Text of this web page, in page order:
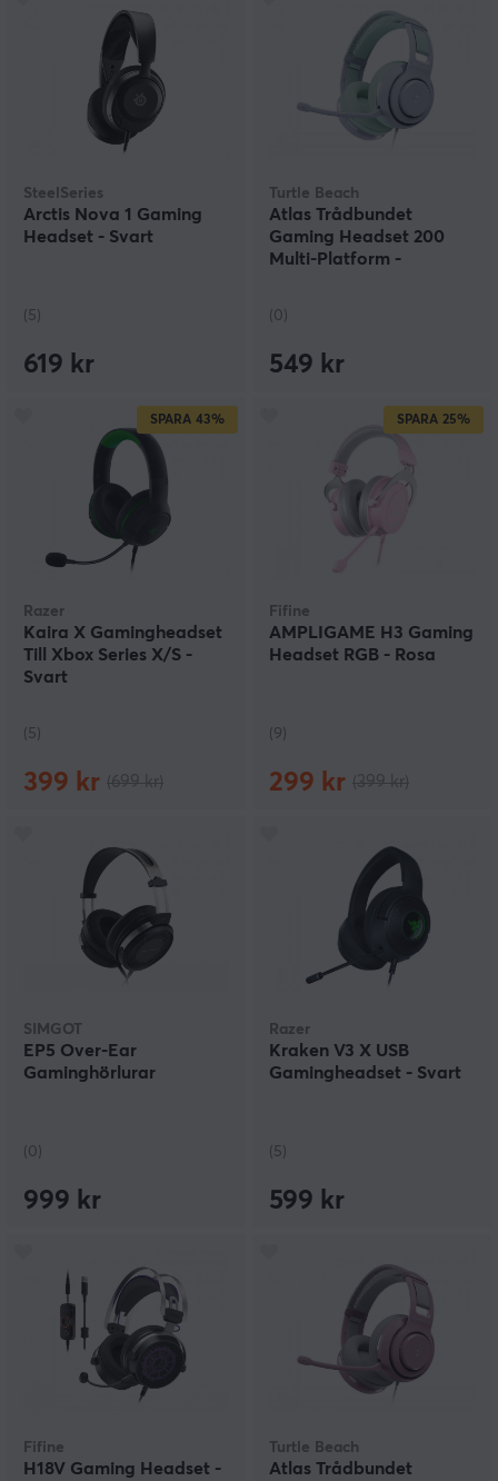
SteelSeries
Arctis Nova 1 Gaming
Headset - Svart
(5)
619 kr
Turtle Beach
Atlas Trådbundet
Gaming Headset 200
Multi-Platform -
(0)
549 kr
SPARA 43%
Razer
Kaira X Gamingheadset
Till Xbox Series X/S -
Svart
(5)
399 kr
SPARA 25%
Fifine
AMPLIGAME H3 Gaming
Headset RGB - Rosa
(9)
299 kr
SIMGOT
EP5 Over-Ear
Gaminghörlurar
(0)
999 kr
Razer
Kraken V3 X USB
Gamingheadset - Svart
(5)
599 kr
Fifine
H18V Gaming Headset -
Turtle Beach
Atlas Trådbundet